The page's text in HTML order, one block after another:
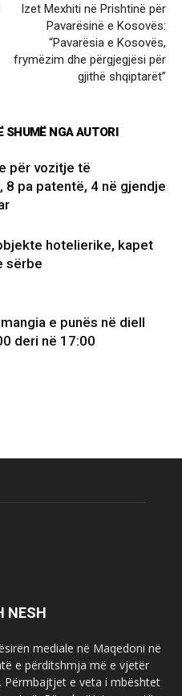
Izet Mexhiti në Prishtinë për
Pavarësinë e Kosovës:
“Pavarësia e Kosovës,
frymëzim dhe përgjegjësi për
gjithë shqiptarët”
SHUMË NGA AUTORI
për vozitje të
8 pa patentë, 4 në gjendje
hotelierike, kapet
sërbe
e punës në diell
deri në 17:00
NESH
mediale në Maqedoni në
e përditshmja më e vjetër
Përmbajtjet e veta i mbështet